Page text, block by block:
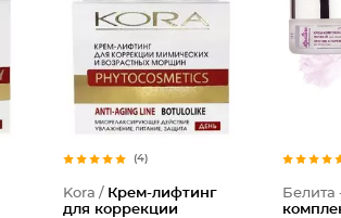
(4)
Kora / Крем-лифтинг
для коррекции
Белита